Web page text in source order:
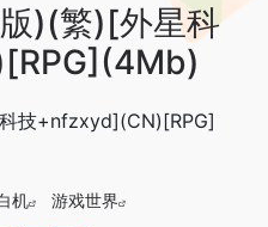
)(繁)[外星科
技+nfzxyd](CN)[RPG]
机
游戏世界